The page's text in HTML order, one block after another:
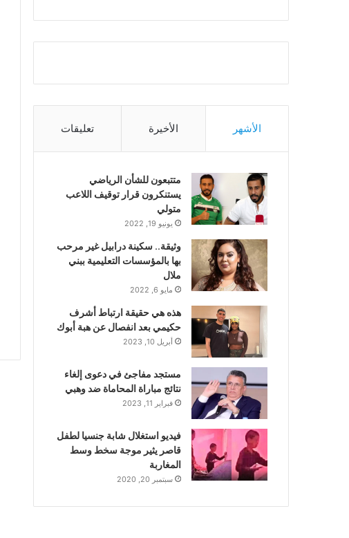
الأشهر الأخيرة تعليقات
متتبعون للشأن الرياضي
يستنكرون قرار توقيف اللاعب
متولي
يونيو 19, 2022
وثيقة.. سكينة درابيل غير مرحب
بها بالمؤسسات التعليمية ببني
ملال
مايو 6, 2022
هذه هي حقيقة ارتباط أشرف
حكيمي بعد انفصال عن هبة أبوك
أبريل 10, 2023
مستجد مفاجئ في دعوى إلغاء
نتائج مباراة المحاماة ضد وهبي
فبراير 11, 2023
فيديو استغلال شابة جنسيا لطفل
قاصر يثير موجة سخط وسط
المغاربة
سبتمبر 20, 2020